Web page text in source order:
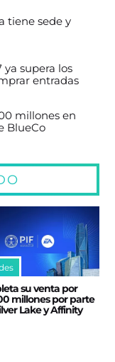
tiene sede y
supera los
entradas
millones en
BlueCo
su venta por
millones por parte
Lake y Affinity